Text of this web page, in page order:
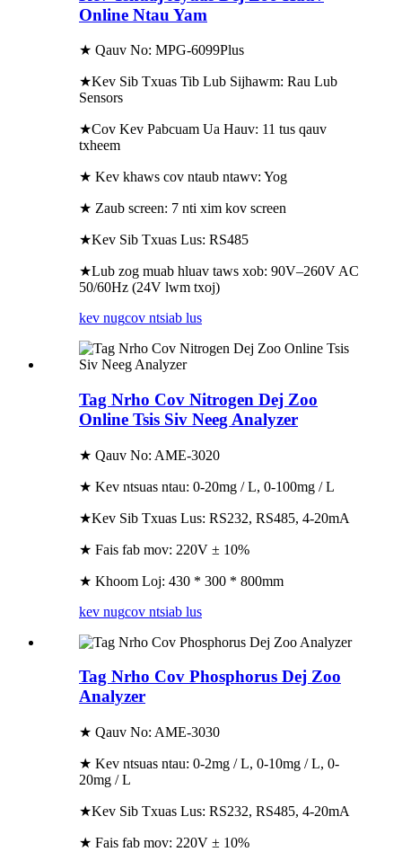
Online Ntau Yam
★ Qauv No: MPG-6099Plus
★Kev Sib Txuas Tib Lub Sijhawm: Rau Lub
Sensors
★Cov Kev Pabcuam Ua Hauv: 11 tus qauv
txheem
★ Kev khaws cov ntaub ntawv: Yog
★ Zaub screen: 7 nti xim kov screen
★Kev Sib Txuas Lus: RS485
★Lub zog muab hluav taws xob: 90V–260V AC
50/60Hz (24V lwm txoj)
kev nugcov ntsiab lus
Tag Nrho Cov Nitrogen Dej Zoo
Online Tsis Siv Neeg Analyzer
★ Qauv No: AME-3020
★ Kev ntsuas ntau: 0-20mg / L, 0-100mg / L
★Kev Sib Txuas Lus: RS232, RS485, 4-20mA
★ Fais fab mov: 220V ± 10%
★ Khoom Loj: 430 * 300 * 800mm
kev nugcov ntsiab lus
Tag Nrho Cov Phosphorus Dej Zoo
Analyzer
★ Qauv No: AME-3030
★ Kev ntsuas ntau: 0-2mg / L, 0-10mg / L, 0-
20mg / L
★Kev Sib Txuas Lus: RS232, RS485, 4-20mA
★ Fais fab mov: 220V ± 10%